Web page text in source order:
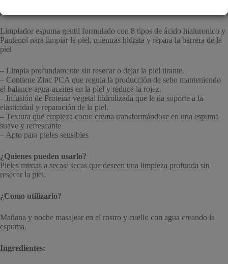
Limpiador espuma gentil formulado con 8 tipos de ácido hialuronico y
Pantenol para limpiar la piel, mientras hidrata y repara la barrera de la
piel
– Limpia profundamente sin resecar o dejar la piel tirante.
– Contiene Zinc PCA que regula la producción de sebo manteniendo
el balance agua-aceites en la piel y reduce la rojez.
– Infusión de Proteína vegetal hidrolizada que le da soporte a la
elasticidad y reparación de la piel.
– Textura que empieza como crema transformándose en una espuma
suave y refrescante
– Apto para pieles sensibles
¿Quienes pueden usarlo?
Pieles mixtas a secas/ secas que deseen una limpieza profunda sin
resecar la piel.
¿Como utilizarlo?
Mañana y noche masajear en el rostro y cuello con agua creando la
espuma.
Ingredientes: